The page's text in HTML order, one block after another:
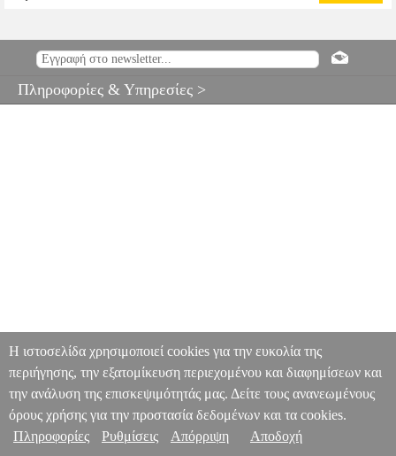
Πληροφορίες & Υπηρεσίες >
Η ιστοσελίδα χρησιμοποιεί cookies για την ευκολία της
περιήγησης, την εξατομίκευση περιεχομένου και διαφημίσεων και
την ανάλυση της επισκεψιμότητάς μας. Δείτε τους ανανεωμένους
όρους χρήσης για την προστασία δεδομένων και τα cookies.
Πληροφορίες
Ρυθμίσεις Απόρριψη Αποδοχή